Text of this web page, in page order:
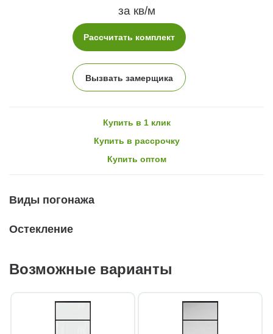
за кв/м
Рассчитать комплект
Вызвать замерщика
Купить в 1 клик
Купить в рассрочку
Купить оптом
Виды погонажа
Остекление
Возможные варианты